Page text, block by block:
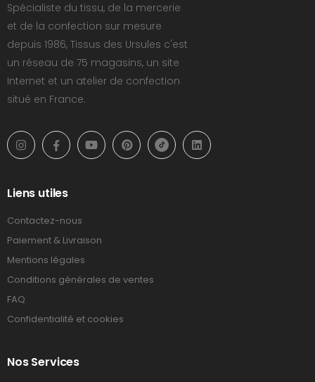
Spécialiste du tissu, de la mercerie
et de la confection sur mesure
depuis 1986, Tissus des Ursules c'est
un réseau de 75 magasins, un site
Internet et un atelier de confection
situé en France.
Liens utiles
Contactez-nous
Paiement & Livraison
Mentions légales
Conditions générales de ventes
FAQ
Confidentialité et cookies
Nos Services